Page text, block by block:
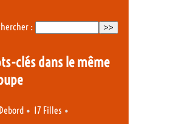
:
clés dans le même
• 17 Filles •